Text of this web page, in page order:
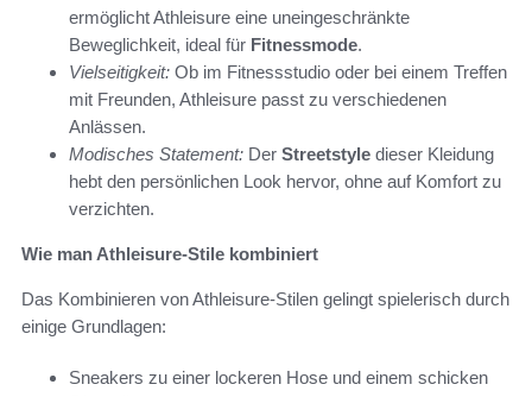
ermöglicht Athleisure eine uneingeschränkte
Beweglichkeit, ideal für Fitnessmode.
Vielseitigkeit: Ob im Fitnessstudio oder bei einem Treffen
mit Freunden, Athleisure passt zu verschiedenen
Anlässen.
Modisches Statement: Der Streetstyle dieser Kleidung
hebt den persönlichen Look hervor, ohne auf Komfort zu
verzichten.
Wie man Athleisure-Stile kombiniert
Das Kombinieren von Athleisure-Stilen gelingt spielerisch durch
einige Grundlagen:
Sneakers zu einer lockeren Hose und einem schicken